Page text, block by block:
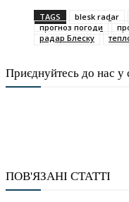
TAGS blesk radar
прогноз погоди
радар Блеску
Приєднуйтесь до нас
ПОВ'ЯЗАНІ СТАТТІ